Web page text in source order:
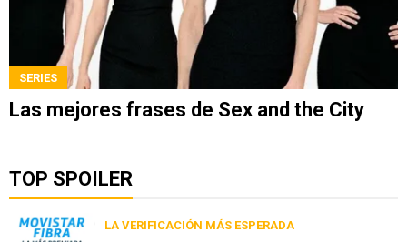
SERIES
Las mejores frases de Sex and the City
TOP SPOILER
LA VERIFICACIÓN MÁS ESPERADA